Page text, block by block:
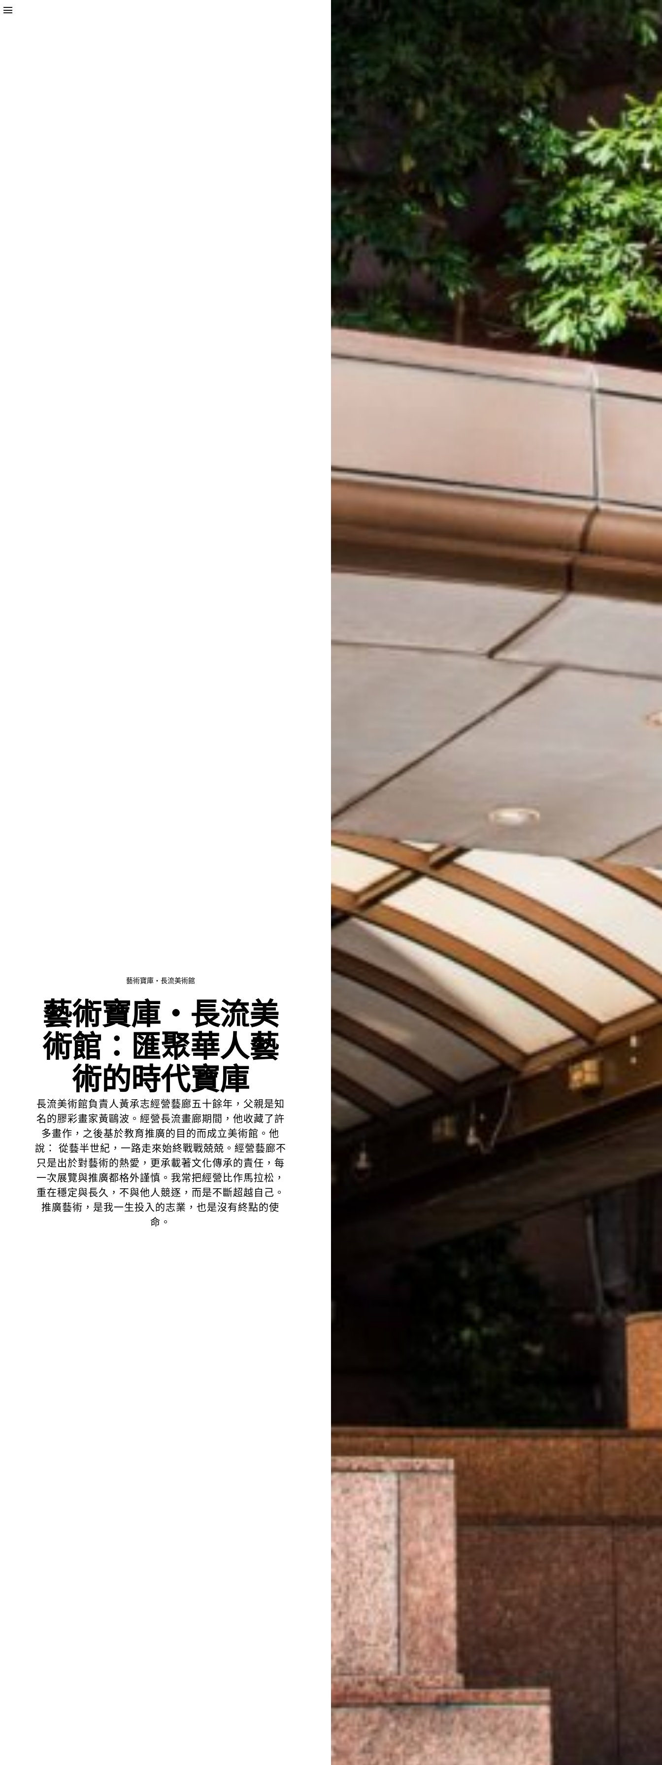
藝術寶庫・長流美術館
藝術寶庫・長流美
術館：匯聚華人藝
術的時代寶庫
長流美術館負責人黃承志經營藝廊五十餘年，父親是知
名的膠彩畫家黃鷗波。經營長流畫廊期間，他收藏了許
多畫作，之後基於教育推廣的目的而成立美術館。他
說： 從藝半世紀，一路走來始終戰戰兢兢。經營藝廊不
只是出於對藝術的熱愛，更承載著文化傳承的責任，每
一次展覽與推廣都格外謹慎。我常把經營比作馬拉松，
重在穩定與長久，不與他人競逐，而是不斷超越自己。
推廣藝術，是我一生投入的志業，也是沒有終點的使
命。